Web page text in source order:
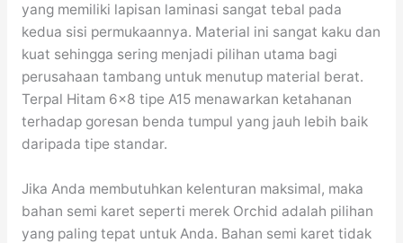
yang memiliki lapisan laminasi sangat tebal pada
kedua sisi permukaannya. Material ini sangat kaku dan
kuat sehingga sering menjadi pilihan utama bagi
perusahaan tambang untuk menutup material berat.
Terpal Hitam 6×8 tipe A15 menawarkan ketahanan
terhadap goresan benda tumpul yang jauh lebih baik
daripada tipe standar.
Jika Anda membutuhkan kelenturan maksimal, maka
bahan semi karet seperti merek Orchid adalah pilihan
yang paling tepat untuk Anda. Bahan semi karet tidak